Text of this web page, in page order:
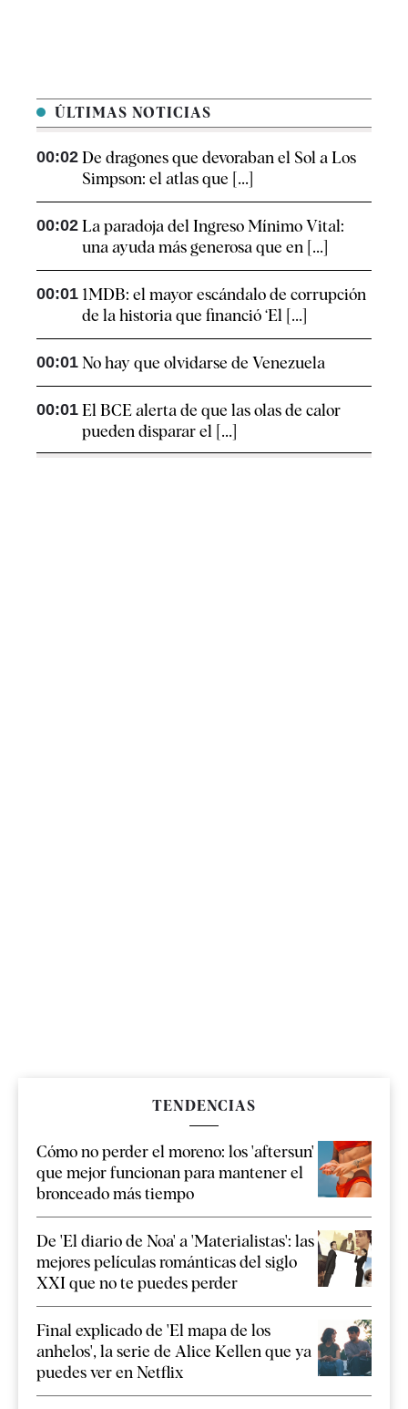
ÚLTIMAS NOTICIAS
00:02 De dragones que devoraban el Sol a Los
Simpson: el atlas que [...]
00:02 La paradoja del Ingreso Mínimo Vital:
una ayuda más generosa que en [...]
00:01 1MDB: el mayor escándalo de corrupción
de la historia que financió ‘El [...]
00:01 No hay que olvidarse de Venezuela
00:01 El BCE alerta de que las olas de calor
pueden disparar el [...]
TENDENCIAS
Cómo no perder el moreno: los 'aftersun'
que mejor funcionan para mantener el
bronceado más tiempo
De 'El diario de Noa' a 'Materialistas': las
mejores películas románticas del siglo
XXI que no te puedes perder
Final explicado de 'El mapa de los
anhelos', la serie de Alice Kellen que ya
puedes ver en Netflix